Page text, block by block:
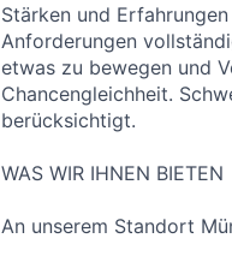
Stärken und
Anforderungen
etwas zu bewegen und
Chancengleichheit.
berücksichtigt.
WAS WIR IHNEN BIETEN
An unserem Standort